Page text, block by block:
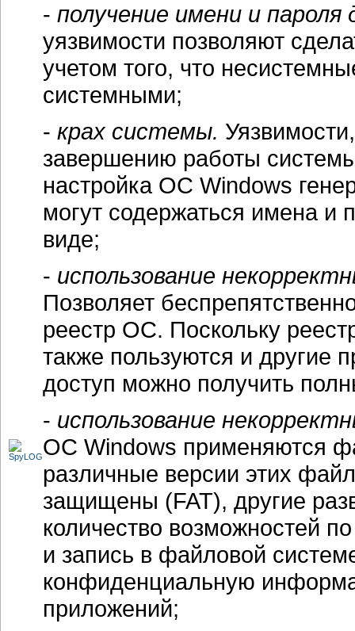
- получение имени и пароля
уязвимости позволяют
учетом того, что
системными;
- крах системы.
завершению работы
настройка ОС Windows
могут содержаться имена и
виде;
- использование
Позволяет
реестр ОС. Поскольку
также пользуются и другие
доступ можно получить
- использование
ОС Windows применяются
различные версии этих
защищены (FAT), другие
количество возможностей
и запись в файловой
конфиденциальную
приложений;